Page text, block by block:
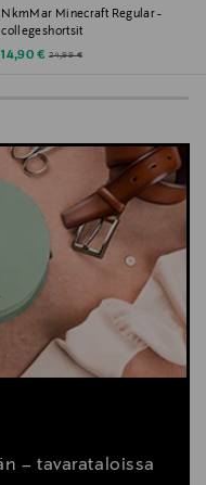
NkmMar Minecraft Regular -
collegeshortsit
Discounted Price
14,90 € Original Price
24,99 €
– tavarataloissa